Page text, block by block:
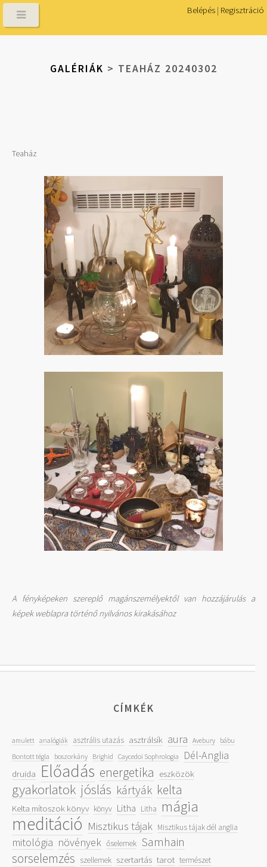
Belépés | Regisztráció
GALÉRIÁK > TEAHÁZ 20240302
Teaház
A fényképeken szereplő magánszemélyektől van hozzájárulás a
képek weblapra történő nyilvános kirakásához
CÍMKÉK
amulett analógiák asztrális utazás asztrálsík aura Avebury bábu
Bontott tégla
boszorkány Brighid Caycedoi Sophrologia Dél-Anglia
druida Előadás energetika eszközök
gyakorlatok jóslás kártyák kelta
Kelta mítoszok könyv könyv Litha Litha mágia
meditáció Misztikus tájak Misztikus tájak dél anglia
mitológia növények őselemek Samhain
sorselemzés szellemek szertartás tarot természet